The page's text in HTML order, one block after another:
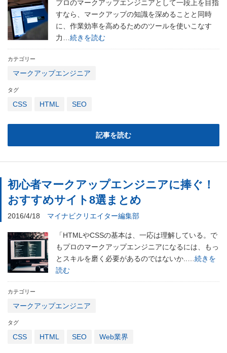
プロのマークアップエンジニアとして一段上を目指
すなら、マークアップの知識を深めることと同時
に、作業効率を高めるためのツールを使いこなす
力… 続きを読む
カテゴリー
マークアップエンジニア
タグ
CSS HTML SEO
記事を読む
初心者マークアップエンジニアに捧ぐ！
おすすめサイト8選まとめ
2016/4/18 マイナビクリエイター編集部
「HTMLやCSSの基本は、一応は理解している。で
もプロのマークアップエンジニアになるには、もっ
とスキルを磨く必要があるのではないか..… 続きを
読む
カテゴリー
マークアップエンジニア
タグ
CSS HTML SEO Web業界